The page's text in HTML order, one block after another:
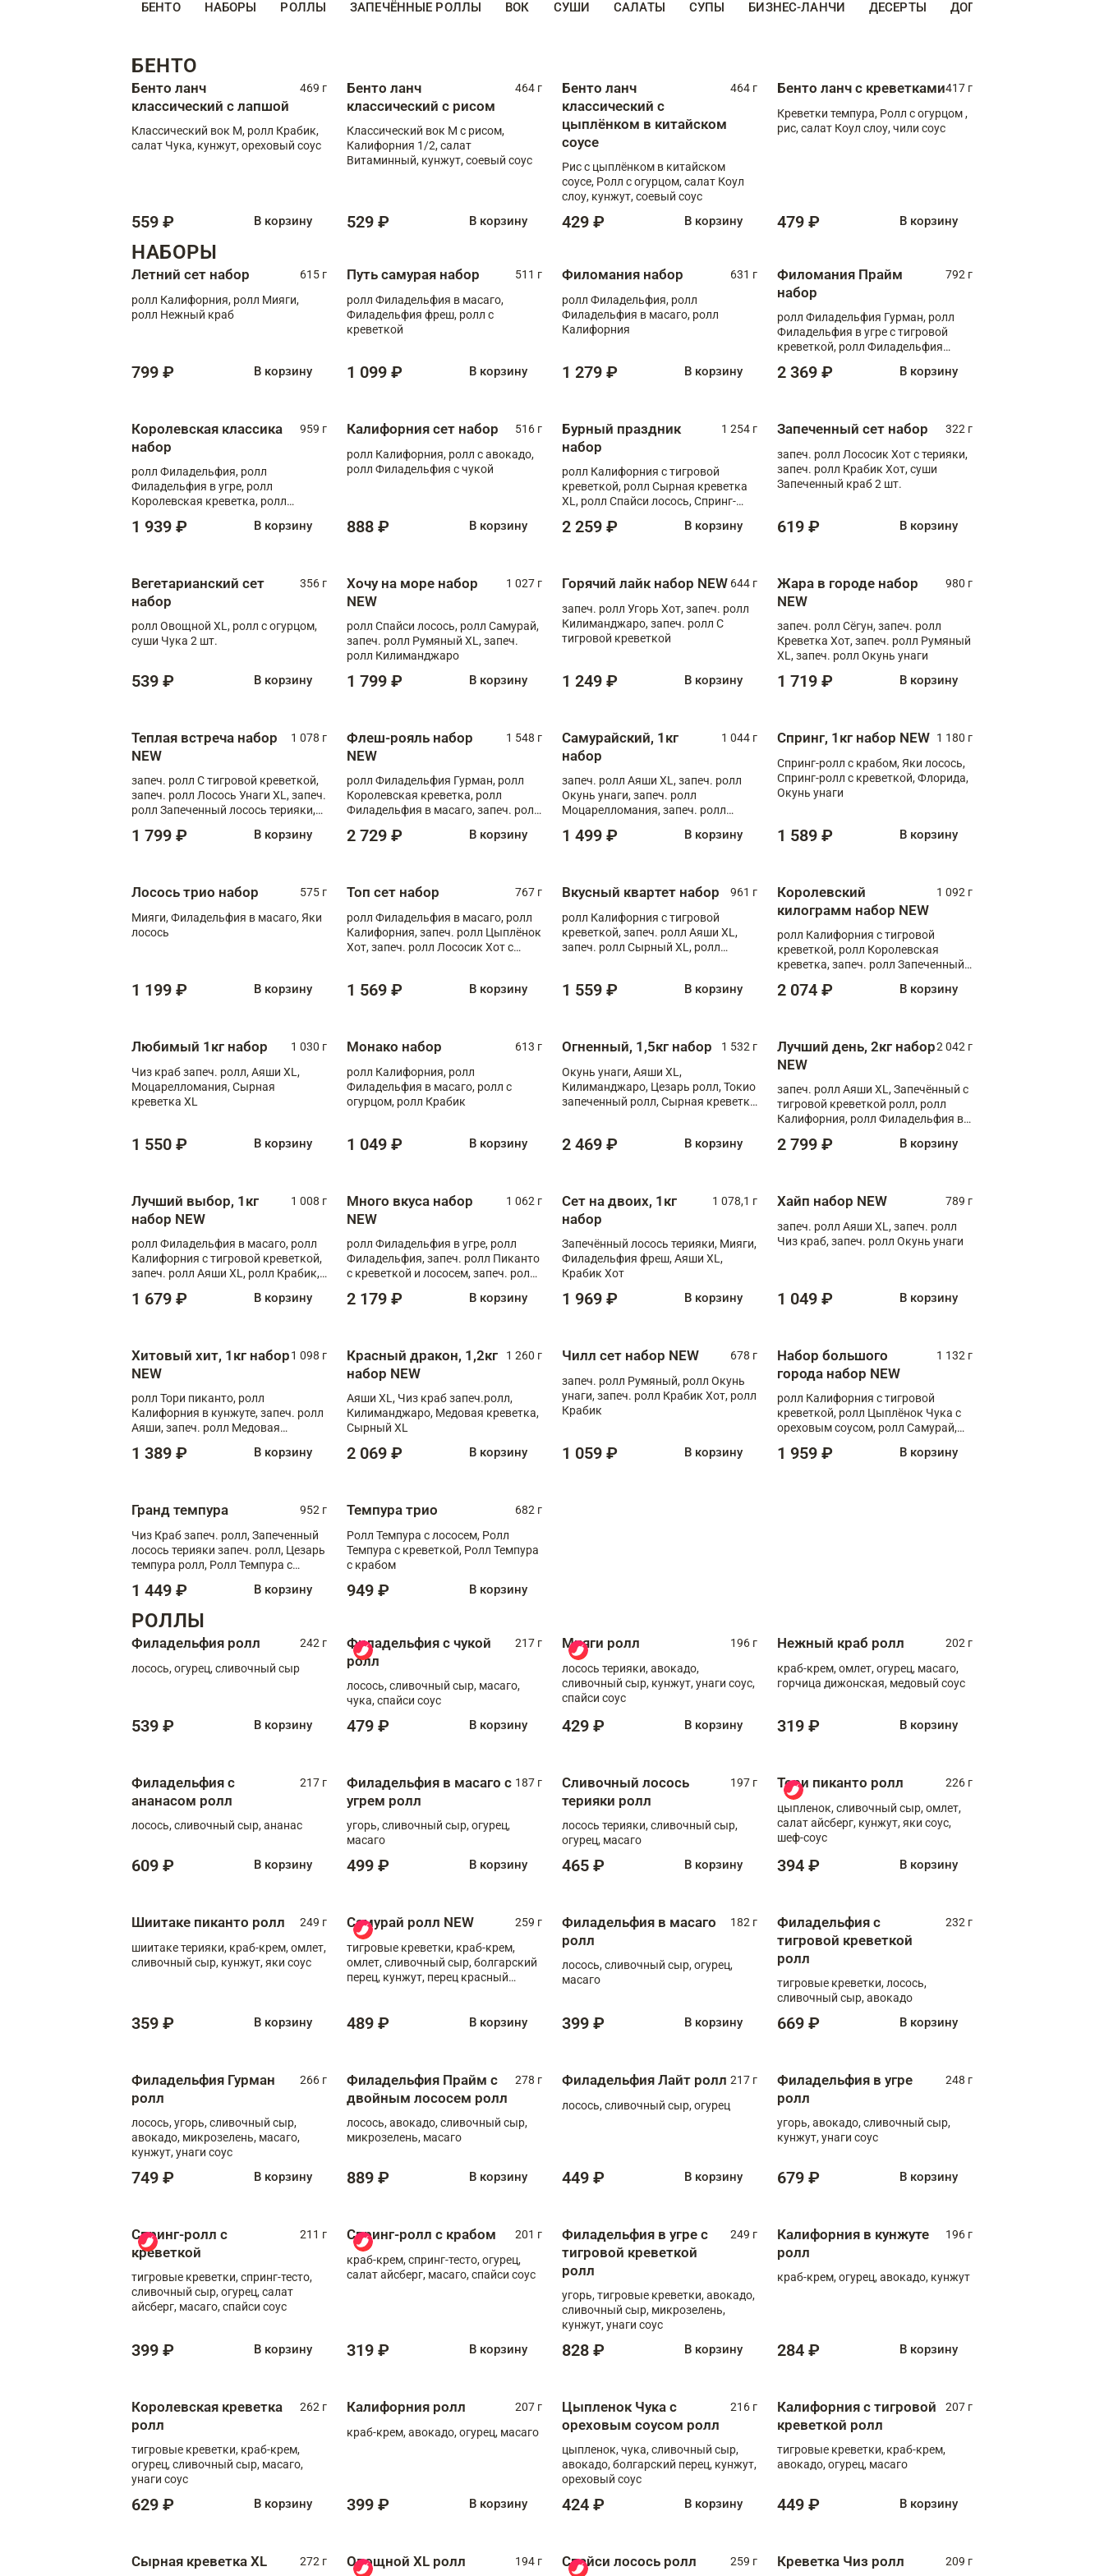
БЕНТО НАБОРЫ РОЛЛЫ ЗАПЕЧЁННЫЕ РОЛЛЫ ВОК СУШИ САЛАТЫ СУПЫ БИЗНЕС-ЛАНЧИ ДЕСЕРТЫ ДОПОЛНИТЕЛЬНО
БЕНТО
Бенто ланч
классический с лапшой
469 г
Классический вок М, ролл Крабик,
салат Чука, кунжут, ореховый соус
559 ₽ В корзину
Бенто ланч
классический с рисом
464 г
Классический вок М с рисом,
Калифорния 1/2, салат
Витаминный, кунжут, соевый соус
529 ₽ В корзину
Бенто ланч
классический с
цыплёнком в китайском
соусе
464 г
Рис с цыплёнком в китайском
соусе, Ролл с огурцом, салат Коул
слоу, кунжут, соевый соус
429 ₽ В корзину
Бенто ланч с креветками417 г
Креветки темпура, Ролл с огурцом ,
рис, салат Коул слоу, чили соус
479 ₽ В корзину
НАБОРЫ
Летний сет набор
615 г
ролл Калифорния, ролл Мияги,
ролл Нежный краб
799 ₽ В корзину
Путь самурая набор
511 г
ролл Филадельфия в масаго,
Филадельфия фреш, ролл с
креветкой
1 099 ₽ В корзину
Филомания набор
631 г
ролл Филадельфия, ролл
Филадельфия в масаго, ролл
Калифорния
1 279 ₽ В корзину
Филомания Прайм
набор
792 г
ролл Филадельфия Гурман, ролл
Филадельфия в угре с тигровой
креветкой, ролл Филадельфия
2 369 ₽ В корзину
Королевская классика
набор
959 г
ролл Филадельфия, ролл
Филадельфия в угре, ролл
Королевская креветка, ролл
1 939 ₽ В корзину
Калифорния сет набор
516 г
ролл Калифорния, ролл с авокадо,
ролл Филадельфия с чукой
888 ₽ В корзину
Бурный праздник
набор
1 254 г
ролл Калифорния с тигровой
креветкой, ролл Сырная креветка
XL, ролл Спайси лосось, Спринг-
Медовая креветка
2 259 ₽ В корзину
Запеченный сет набор
322 г
запеч. ролл Лососик Хот с терияки,
запеч. ролл Крабик Хот, суши
Запеченный краб 2 шт.
619 ₽ В корзину
Вегетарианский сет
набор
356 г
ролл Овощной XL, ролл с огурцом,
суши Чука 2 шт.
539 ₽ В корзину
Хочу на море набор
NEW
1 027 г
ролл Спайси лосось, ролл Самурай,
запеч. ролл Румяный XL, запеч.
ролл Килиманджаро
1 799 ₽ В корзину
Горячий лайк набор NEW 644 г
запеч. ролл Угорь Хот, запеч. ролл
Килиманджаро, запеч. ролл С
тигровой креветкой
1 249 ₽ В корзину
Жара в городе набор
NEW
980 г
запеч. ролл Сёгун, запеч. ролл
Креветка Хот, запеч. ролл Румяный
XL, запеч. ролл Окунь унаги
1 719 ₽ В корзину
Теплая встреча набор
NEW
1 078 г
запеч. ролл С тигровой креветкой,
запеч. ролл Лосось Унаги XL, запеч.
ролл Запеченный лосось терияки,
1 799 ₽ В корзину
Флеш-рояль набор
NEW
1 548 г
ролл Филадельфия Гурман, ролл
Королевская креветка, ролл
Филадельфия в масаго, запеч. ролл
Тигровая креветка с моцареллой,
2 729 ₽ В корзину
Самурайский, 1кг
набор
1 044 г
запеч. ролл Аяши XL, запеч. ролл
Окунь унаги, запеч. ролл
Моцарелломания, запеч. ролл
1 499 ₽ В корзину
Спринг, 1кг набор NEW 1 180 г
Спринг-ролл с крабом, Яки лосось,
Спринг-ролл с креветкой, Флорида,
Окунь унаги
1 589 ₽ В корзину
Лосось трио набор
575 г
Мияги, Филадельфия в масаго, Яки
лосось
1 199 ₽ В корзину
Топ сет набор
767 г
ролл Филадельфия в масаго, ролл
Калифорния, запеч. ролл Цыплёнок
Хот, запеч. ролл Лососик Хот с
1 569 ₽ В корзину
Вкусный квартет набор
961 г
ролл Калифорния с тигровой
креветкой, запеч. ролл Аяши XL,
запеч. ролл Сырный XL, ролл
1 559 ₽ В корзину
Королевский
килограмм набор NEW
1 092 г
ролл Калифорния с тигровой
креветкой, ролл Королевская
креветка, запеч. ролл Запеченный
XL, запеч. ролл Крабик Хот
2 074 ₽ В корзину
Любимый 1кг набор
1 030 г
Чиз краб запеч. ролл, Аяши XL,
Моцарелломания, Сырная
креветка XL
1 550 ₽ В корзину
Монако набор
613 г
ролл Калифорния, ролл
Филадельфия в масаго, ролл с
огурцом, ролл Крабик
1 049 ₽ В корзину
Огненный, 1,5кг набор
1 532 г
Окунь унаги, Аяши XL,
Килиманджаро, Цезарь ролл, Токио
запеченный ролл, Сырная креветка
2 469 ₽ В корзину
Лучший день, 2кг набор
NEW
2 042 г
запеч. ролл Аяши XL, Запечённый с
тигровой креветкой ролл, ролл
Калифорния, ролл Филадельфия в
запеч. ролл Моцарелломания, ролл
2 799 ₽ В корзину
Лучший выбор, 1кг
набор NEW
1 008 г
ролл Филадельфия в масаго, ролл
Калифорния с тигровой креветкой,
запеч. ролл Аяши XL, ролл Крабик,
1 679 ₽ В корзину
Много вкуса набор
NEW
1 062 г
ролл Филадельфия в угре, ролл
Филадельфия, запеч. ролл Пиканто
с креветкой и лососем, запеч. ролл
2 179 ₽ В корзину
Сет на двоих, 1кг
набор
1 078,1 г
Запечённый лосось терияки, Мияги,
Филадельфия фреш, Аяши XL,
Крабик Хот
1 969 ₽ В корзину
Хайп набор NEW
789 г
запеч. ролл Аяши XL, запеч. ролл
Чиз краб, запеч. ролл Окунь унаги
1 049 ₽ В корзину
Хитовый хит, 1кг набор
NEW
1 098 г
ролл Тори пиканто, ролл
Калифорния в кунжуте, запеч. ролл
Аяши, запеч. ролл Медовая
чукой
1 389 ₽ В корзину
Красный дракон, 1,2кг
набор NEW
1 260 г
Аяши XL, Чиз краб запеч.ролл,
Килиманджаро, Медовая креветка,
Сырный XL
2 069 ₽ В корзину
Чилл сет набор NEW
678 г
запеч. ролл Румяный, ролл Окунь
унаги, запеч. ролл Крабик Хот, ролл
Крабик
1 059 ₽ В корзину
Набор большого
города набор NEW
1 132 г
ролл Калифорния с тигровой
креветкой, ролл Цыплёнок Чука с
ореховым соусом, ролл Самурай,
ролл с крабом
1 959 ₽ В корзину
Гранд темпура
952 г
Чиз Краб запеч. ролл, Запеченный
лосось терияки запеч. ролл, Цезарь
темпура ролл, Ролл Темпура с
1 449 ₽ В корзину
Темпура трио
682 г
Ролл Темпура с лососем, Ролл
Темпура с креветкой, Ролл Темпура
с крабом
949 ₽ В корзину
РОЛЛЫ
Филадельфия ролл
242 г
лосось, огурец, сливочный сыр
539 ₽ В корзину
Филадельфия с чукой
ролл
217 г
лосось, сливочный сыр, масаго,
чука, спайси соус
479 ₽ В корзину
Мияги ролл
196 г
лосось терияки, авокадо,
сливочный сыр, кунжут, унаги соус,
спайси соус
429 ₽ В корзину
Нежный краб ролл
202 г
краб-крем, омлет, огурец, масаго,
горчица дижонская, медовый соус
319 ₽ В корзину
Филадельфия с
ананасом ролл
217 г
лосось, сливочный сыр, ананас
609 ₽ В корзину
Филадельфия в масаго с
угрем ролл
187 г
угорь, сливочный сыр, огурец,
масаго
499 ₽ В корзину
Сливочный лосось
терияки ролл
197 г
лосось терияки, сливочный сыр,
огурец, масаго
465 ₽ В корзину
Тори пиканто ролл
226 г
цыпленок, сливочный сыр, омлет,
салат айсберг, кунжут, яки соус,
шеф-соус
394 ₽ В корзину
Шиитаке пиканто ролл
249 г
шиитаке терияки, краб-крем, омлет,
сливочный сыр, кунжут, яки соус
359 ₽ В корзину
Самурай ролл NEW
259 г
тигровые креветки, краб-крем,
омлет, сливочный сыр, болгарский
перец, кунжут, перец красный
489 ₽ В корзину
Филадельфия в масаго
ролл
182 г
лосось, сливочный сыр, огурец,
масаго
399 ₽ В корзину
Филадельфия с
тигровой креветкой
ролл
232 г
тигровые креветки, лосось,
сливочный сыр, авокадо
669 ₽ В корзину
Филадельфия Гурман
ролл
266 г
лосось, угорь, сливочный сыр,
авокадо, микрозелень, масаго,
кунжут, унаги соус
749 ₽ В корзину
Филадельфия Прайм с
двойным лососем ролл
278 г
лосось, авокадо, сливочный сыр,
микрозелень, масаго
889 ₽ В корзину
Филадельфия Лайт ролл 217 г
лосось, сливочный сыр, огурец
449 ₽ В корзину
Филадельфия в угре
ролл
248 г
угорь, авокадо, сливочный сыр,
кунжут, унаги соус
679 ₽ В корзину
Спринг-ролл с
креветкой
211 г
тигровые креветки, спринг-тесто,
сливочный сыр, огурец, салат
айсберг, масаго, спайси соус
399 ₽ В корзину
Спринг-ролл с крабом
201 г
краб-крем, спринг-тесто, огурец,
салат айсберг, масаго, спайси соус
319 ₽ В корзину
Филадельфия в угре с
тигровой креветкой
ролл
249 г
угорь, тигровые креветки, авокадо,
сливочный сыр, микрозелень,
кунжут, унаги соус
828 ₽ В корзину
Калифорния в кунжуте
ролл
196 г
краб-крем, огурец, авокадо, кунжут
284 ₽ В корзину
Королевская креветка
ролл
262 г
тигровые креветки, краб-крем,
огурец, сливочный сыр, масаго,
унаги соус
629 ₽ В корзину
Калифорния ролл
207 г
краб-крем, авокадо, огурец, масаго
399 ₽ В корзину
Цыпленок Чука с
ореховым соусом ролл
216 г
цыпленок, чука, сливочный сыр,
авокадо, болгарский перец, кунжут,
ореховый соус
424 ₽ В корзину
Калифорния с тигровой
креветкой ролл
207 г
тигровые креветки, краб-крем,
авокадо, огурец, масаго
449 ₽ В корзину
Сырная креветка XL
272 г Овощной XL ролл 194 г Спайси лосось ролл 259 г Креветка Чиз ролл 209 г